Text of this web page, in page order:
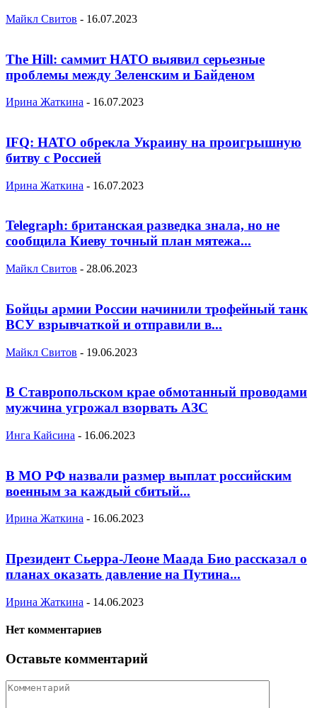
Майкл Свитов - 16.07.2023
The Hill: саммит НАТО выявил серьезные
проблемы между Зеленским и Байденом
Ирина Жаткина - 16.07.2023
IFQ: НАТО обрекла Украину на проигрышную
битву с Россией
Ирина Жаткина - 16.07.2023
Telegraph: британская разведка знала, но не
сообщила Киеву точный план мятежа...
Майкл Свитов - 28.06.2023
Бойцы армии России начинили трофейный танк
ВСУ взрывчаткой и отправили в...
Майкл Свитов - 19.06.2023
В Ставропольском крае обмотанный проводами
мужчина угрожал взорвать АЗС
Инга Кайсина - 16.06.2023
В МО РФ назвали размер выплат российским
военным за каждый сбитый...
Ирина Жаткина - 16.06.2023
Президент Сьерра-Леоне Маада Био рассказал о
планах оказать давление на Путина...
Ирина Жаткина - 14.06.2023
Нет комментариев
Оставьте комментарий